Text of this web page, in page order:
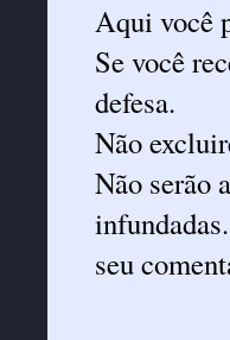
Aqui você
Se você
defesa.
Não
Não serão
seu